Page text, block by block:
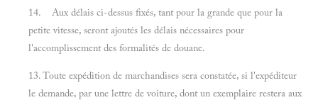
14. Aux délais ci-dessus fixés, tant pour la grande que pour la
petite vitesse, seront ajoutés les délais nécessaires pour
l'accomplissement des formalités de douane.
13. Toute expédition de marchandises sera constatée, si l'expéditeur
le demande, par une lettre de voiture, dont un exemplaire restera aux